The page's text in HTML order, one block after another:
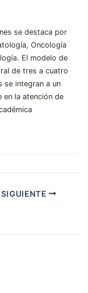
se destaca por
Oncología
El modelo de
de tres a cuatro
se integran a un
en la atención de
SIGUIENTE